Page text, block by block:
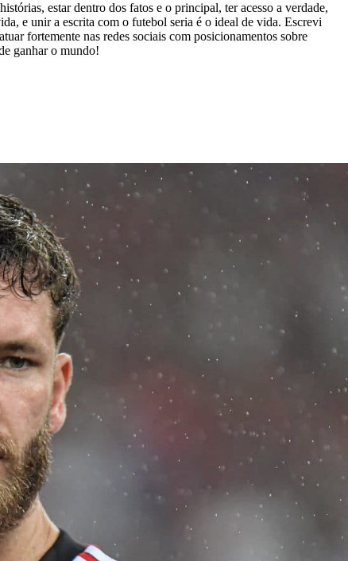
estar dentro dos fatos e o principal, ter acesso a verdade,
e unir a escrita com o futebol seria é o ideal de vida. Escrevi
fortemente nas redes sociais com posicionamentos sobre
ganhar o mundo!